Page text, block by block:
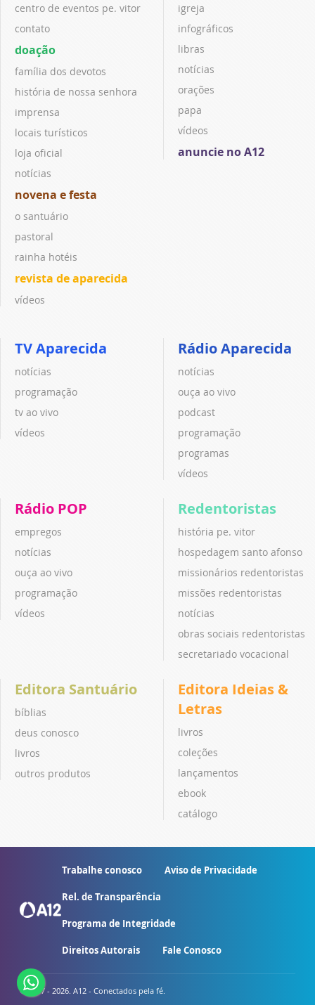
centro de eventos pe. vitor
contato
doação
família dos devotos
história de nossa senhora
imprensa
locais turísticos
loja oficial
notícias
novena e festa
o santuário
pastoral
rainha hotéis
revista de aparecida
vídeos
igreja
infográficos
libras
notícias
orações
papa
vídeos
anuncie no A12
TV Aparecida
notícias
programação
tv ao vivo
vídeos
Rádio Aparecida
notícias
ouça ao vivo
podcast
programação
programas
vídeos
Rádio POP
empregos
notícias
ouça ao vivo
programação
vídeos
Redentoristas
história pe. vitor
hospedagem santo afonso
missionários redentoristas
missões redentoristas
notícias
obras sociais redentoristas
secretariado vocacional
Editora Santuário
bíblias
deus conosco
livros
outros produtos
Editora Ideias &
Letras
livros
coleções
lançamentos
ebook
catálogo
Trabalhe conosco Aviso de Privacidade
Rel. de Transparência
Programa de Integridade
Direitos Autorais Fale Conosco
© 2007 - 2026. A12 - Conectados pela fé.